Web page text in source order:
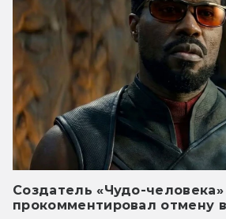
Создатель «Чудо-человека»
прокомментировал отмену